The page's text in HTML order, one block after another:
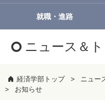
就職・進路
ニュース＆
経済学部トップ ニュー
お知らせ